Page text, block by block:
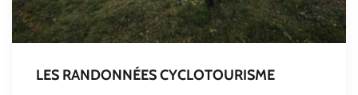
LES RANDONNÉES CYCLOTOURISME